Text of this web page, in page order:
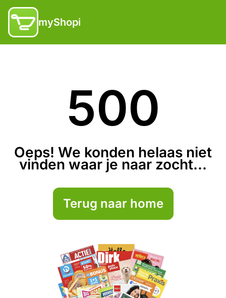
myShopi
500
Oeps! We konden helaas niet
vinden waar je naar zocht...
Terug naar home